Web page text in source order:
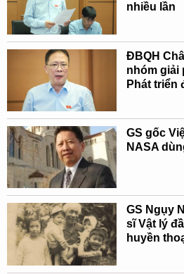
nhiều lần
ĐBQH
nhóm giải
Phát triển
GS gốc
NASA
GS Ngụy
sĩ Vật lý
huyền